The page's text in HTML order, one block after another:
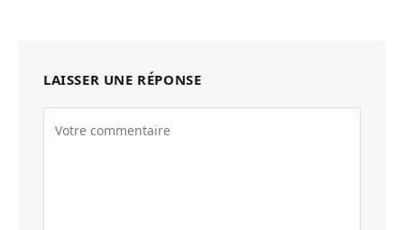
LAISSER UNE RÉPONSE